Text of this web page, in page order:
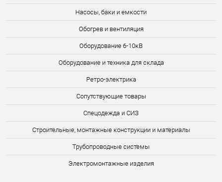
Насосы, баки и емкости
Обогрев и вентиляция
Оборудование 6-10кВ
Оборудование и техника для склада
Ретро-электрика
Сопутствующие товары
Спецодежда и СИЗ
Строительные, монтажные конструкции и материалы
Трубопроводные системы
Электромонтажные изделия